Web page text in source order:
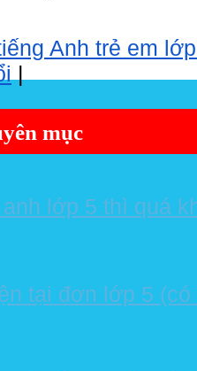
Anh trẻ em
|
mục
lớp 5 thì quá
tại đơn lớp 5 (có